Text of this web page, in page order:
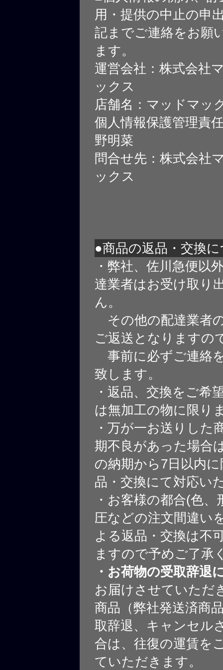
用・提供の中止の申
記までご連絡をお願
ます。
運営会社：株式会社
ックス
店舗名：マッドマッ
個人情報保護管理責
野明菜
問合せ先：株式会社
ックス
●商品の返品・交換
・弊社、佐川急便以
達業者はお受け取り
ん。
その他の配達業者
ご返送となりますの
事前に必ずご連絡
致します。
・返品、交換をご希
は無加工の物に限り
・万が一お送りした
期不良があった場合
の納期から7日以内
品・交換にて対応い
・お客様の都合(色、
圧などの注文間違い
よる返品・交換は不
ますので予めご了承
・お荷物の受取辞退
お届けさせていただ
商品（弊社発送済商
取辞退、キャンセル
合は、往復の運賃を
ていただきます。